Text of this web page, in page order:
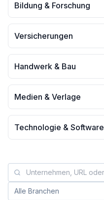
Bildung & Forschung
Versicherungen
Handwerk & Bau
Medien & Verlage
Technologie & Software
Branche filtern:
Alle Branchen